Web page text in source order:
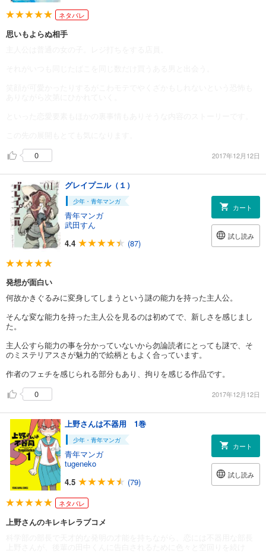
ネタバレ
思いもよらぬ相手
0
2017年12月12日
グレイプニル（１）
少年・青年マンガ
青年マンガ
武田すん
4.4
(87)
カート
試し読み
発想が面白い
何故かきぐるみに変身してしまうという謎の能力を持った主人公。
そんな変な能力を持った主人公を見るのは初めてで、新しさを感じまし
た。
主人公すら能力の事を分かっていないから勿論読者にとっても謎で、そ
のミステリアスさが魅力的で絵柄ともよく合っています。
作者のフェチを感じられる部分もあり、拘りを感じる作品です。
0
2017年12月12日
上野さんは不器用 1巻
少年・青年マンガ
青年マンガ
tugeneko
4.5
(79)
カート
試し読み
ネタバレ
上野さんのキレキレラブコメ